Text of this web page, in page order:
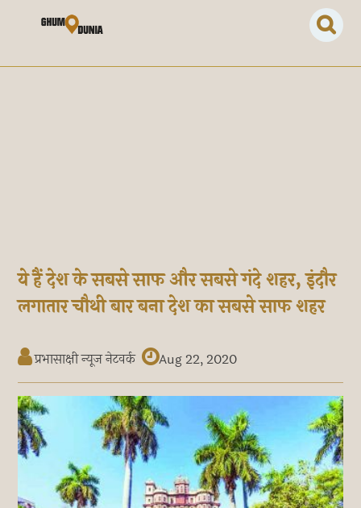
ये हैं देश के सबसे साफ और सबसे गंदे शहर, इंदौर
लगातार चौथी बार बना देश का सबसे साफ शहर
प्रभासाक्षी न्यूज नेटवर्क Aug 22, 2020